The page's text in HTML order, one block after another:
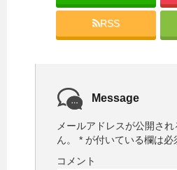
ウ
き
い
し
で
開
き
ま
す
)
RSS
Message
メールアドレスが公開さ
ん。
* が付いている欄は必
コメント